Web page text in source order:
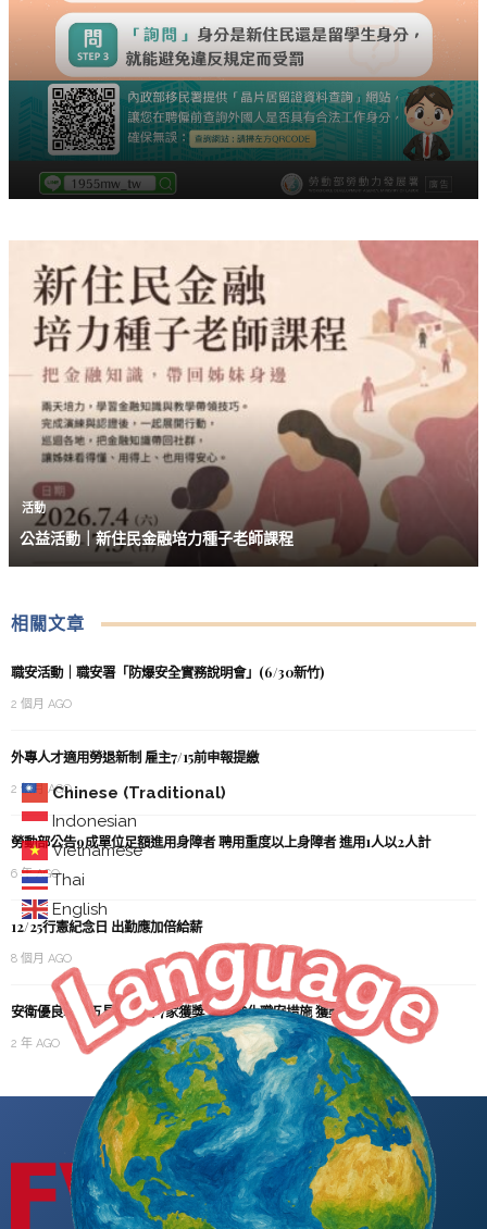
Chinese (Traditional)
Indonesian
Vietnamese
Thai
English
活動
公益活動｜新住民金融培力種子老師課程
相關文章
職安活動｜職安署「防爆安全實務說明會」(6/30新竹)
2 個月 AGO
外專人才適用勞退新制 雇主7/15前申報提繳
2 個月 AGO
勞動部公告9成單位足額進用身障者 聘用重度以上身障者 進用1人以2人計
6 年 AGO
12/25行憲紀念日 出勤應加倍給薪
8 個月 AGO
安衛優良單位五星獎113年7家獲獎 企業強化職安措施 獲獎可減收職災保費
2 年 AGO